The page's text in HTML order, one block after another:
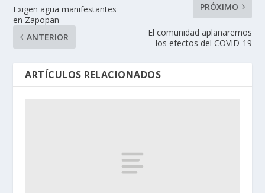
Exigen agua manifestantes
en Zapopan
ANTERIOR
PRÓXIMO
El comunidad aplanaremos
los efectos del COVID-19
ARTÍCULOS RELACIONADOS